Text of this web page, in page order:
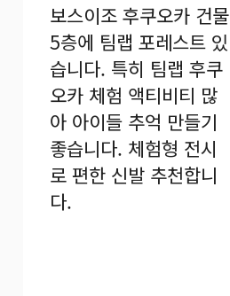
보스이조 후쿠오카 건물
5층에 팀랩 포레스트 있
습니다. 특히 팀랩 후쿠
오카 체험 액티비티 많
아 아이들 추억 만들기
좋습니다. 체험형 전시
로 편한 신발 추천합니
다.